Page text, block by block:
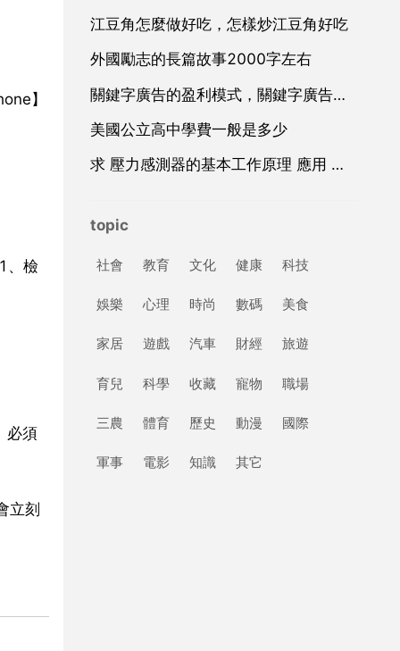
】
、檢
必須
立刻
江豆角怎麼做好吃，怎樣炒江豆角好吃
外國勵志的長篇故事2000字左右
關鍵字廣告的盈利模式，關鍵字廣告廣告
美國公立高中學費一般是多少
求 壓力感測器的基本工作原理 應用 和設計 方面的資料
topic
社會 教育 文化 健康 科技
娛樂 心理 時尚 數碼 美食
家居 遊戲 汽車 財經 旅遊
育兒 科學 收藏 寵物 職場
三農 體育 歷史 動漫 國際
軍事 電影 知識 其它